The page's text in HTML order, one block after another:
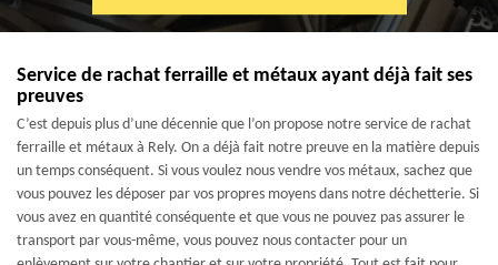
Service de rachat ferraille et métaux ayant déjà fait ses
preuves
C’est depuis plus d’une décennie que l’on propose notre service de rachat
ferraille et métaux à Rely. On a déjà fait notre preuve en la matière depuis
un temps conséquent. Si vous voulez nous vendre vos métaux, sachez que
vous pouvez les déposer par vos propres moyens dans notre déchetterie. Si
vous avez en quantité conséquente et que vous ne pouvez pas assurer le
transport par vous-même, vous pouvez nous contacter pour un